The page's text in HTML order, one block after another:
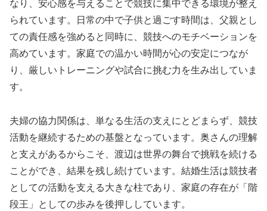
なり、安心感を与えることで競技に集中できる環境が整え
られています。日常の中で子供と過ごす時間は、父親とし
ての責任感を強めると同時に、競技へのモチベーションを
高めています。家庭での温かい時間が心の安定につなが
り、厳しいトレーニングや試合に挑む力を生み出していま
す。
夫婦の協力関係は、単なる生活の支えにとどまらず、競技
活動を継続するための基盤となっています。奥さんの理解
と支えがあるからこそ、渡辺は世界の舞台で挑戦を続ける
ことができ、結果を残し続けています。結婚生活は競技者
としての活動を支える大きな柱であり、家庭の存在が「階
段王」としての歩みを後押ししています。